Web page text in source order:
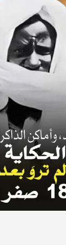
© Copyright 2025, APS